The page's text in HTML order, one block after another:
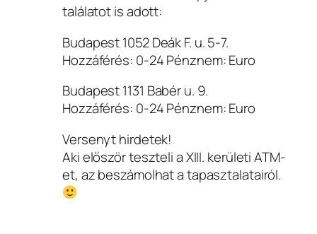
találatot is adott:
Budapest 1052 Deák F. u. 5-7.
Hozzáférés: 0-24 Pénznem: Euro
Budapest 1131 Babér u. 9.
Hozzáférés: 0-24 Pénznem: Euro
Versenyt hirdetek!
Aki először teszteli a XIII. kerületi ATM-
et, az beszámolhat a tapasztalatairól.